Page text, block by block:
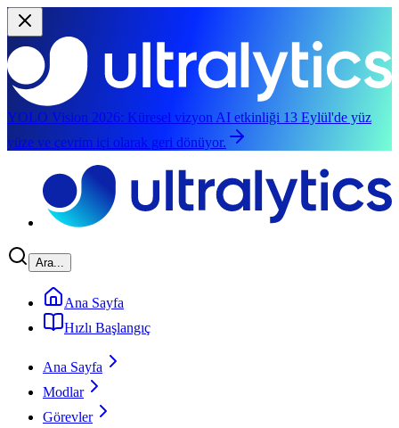
YOLO Vision 2026: Küresel vizyon AI etkinliği 13 Eylül'de yüz
yüze ve çevrim içi olarak geri dönüyor.
Ara...
Ana Sayfa
Hızlı Başlangıç
Ana Sayfa
Modlar
Görevler